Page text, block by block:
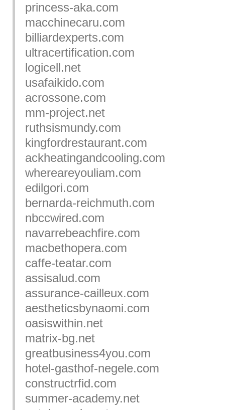
princess-aka.com
macchinecaru.com
billiardexperts.com
ultracertification.com
logicell.net
usafaikido.com
acrossone.com
mm-project.net
ruthsismundy.com
kingfordrestaurant.com
ackheatingandcooling.com
whereareyouliam.com
edilgori.com
bernarda-reichmuth.com
nbccwired.com
navarrebeachfire.com
macbethopera.com
caffe-teatar.com
assisalud.com
assurance-cailleux.com
aestheticsbynaomi.com
oasiswithin.net
matrix-bg.net
greatbusiness4you.com
hotel-gasthof-negele.com
constructrfid.com
summer-academy.net